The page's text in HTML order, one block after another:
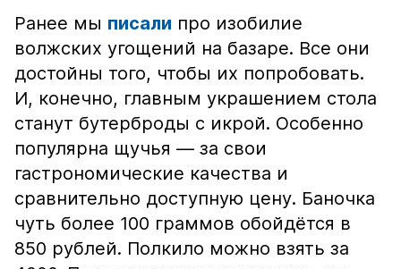
Ранее мы писали про изобилие
волжских угощений на базаре. Все они
достойны того, чтобы их попробовать.
И, конечно, главным украшением стола
станут бутерброды с икрой. Особенно
популярна щучья — за свои
гастрономические качества и
сравнительно доступную цену. Баночка
чуть более 100 граммов обойдётся в
850 рублей. Полкило можно взять за